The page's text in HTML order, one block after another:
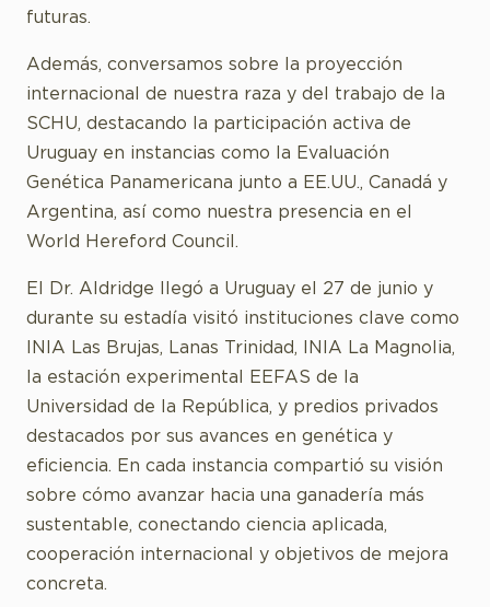
futuras.
Además, conversamos sobre la proyección
internacional de nuestra raza y del trabajo de la
SCHU, destacando la participación activa de
Uruguay en instancias como la Evaluación
Genética Panamericana junto a EE.UU., Canadá y
Argentina, así como nuestra presencia en el
World Hereford Council.
El Dr. Aldridge llegó a Uruguay el 27 de junio y
durante su estadía visitó instituciones clave como
INIA Las Brujas, Lanas Trinidad, INIA La Magnolia,
la estación experimental EEFAS de la
Universidad de la República, y predios privados
destacados por sus avances en genética y
eficiencia. En cada instancia compartió su visión
sobre cómo avanzar hacia una ganadería más
sustentable, conectando ciencia aplicada,
cooperación internacional y objetivos de mejora
concreta.